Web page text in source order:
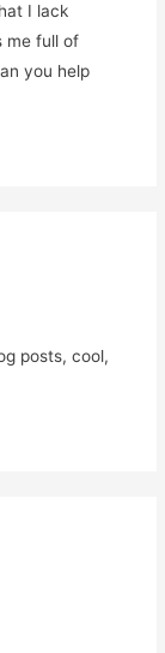
I lack
me full of
you help
posts, cool,